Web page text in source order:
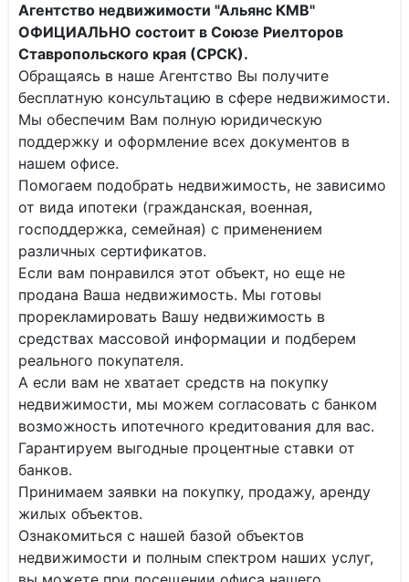
Агентство недвижимости "Альянс КМВ"
ОФИЦИАЛЬНО состоит в Союзе Риелторов
Ставропольского края (СРСК).
Обращаясь в наше Агентство Вы получите
бесплатную консультацию в сфере недвижимости.
Мы обеспечим Вам полную юридическую
поддержку и оформление всех документов в
нашем офисе.
Помогаем подобрать недвижимость, не зависимо
от вида ипотеки (гражданская, военная,
господдержка, семейная) с применением
различных сертификатов.
Если вам понравился этот объект, но еще не
продана Ваша недвижимость. Мы готовы
прорекламировать Вашу недвижимость в
средствах массовой информации и подберем
реального покупателя.
А если вам не хватает средств на покупку
недвижимости, мы можем согласовать с банком
возможность ипотечного кредитования для вас.
Гарантируем выгодные процентные ставки от
банков.
Принимаем заявки на покупку, продажу, аренду
жилых объектов.
Ознакомиться с нашей базой объектов
недвижимости и полным спектром наших услуг,